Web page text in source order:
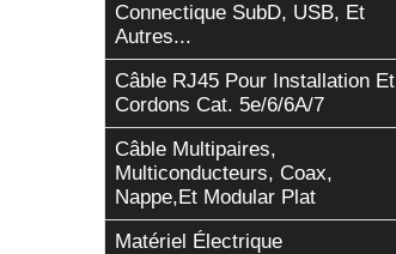
Connectique SubD, USB, Et
Autres...
Câble RJ45 Pour Installation Et
Cordons Cat. 5e/6/6A/7
Câble Multipaires,
Multiconducteurs, Coax,
Nappe,et Modular Plat
Matériel Électrique